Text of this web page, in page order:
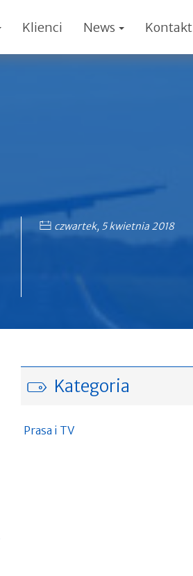
Klienci News Kontakt
czwartek, 5 kwietnia 2018
Kategoria
Prasa i TV